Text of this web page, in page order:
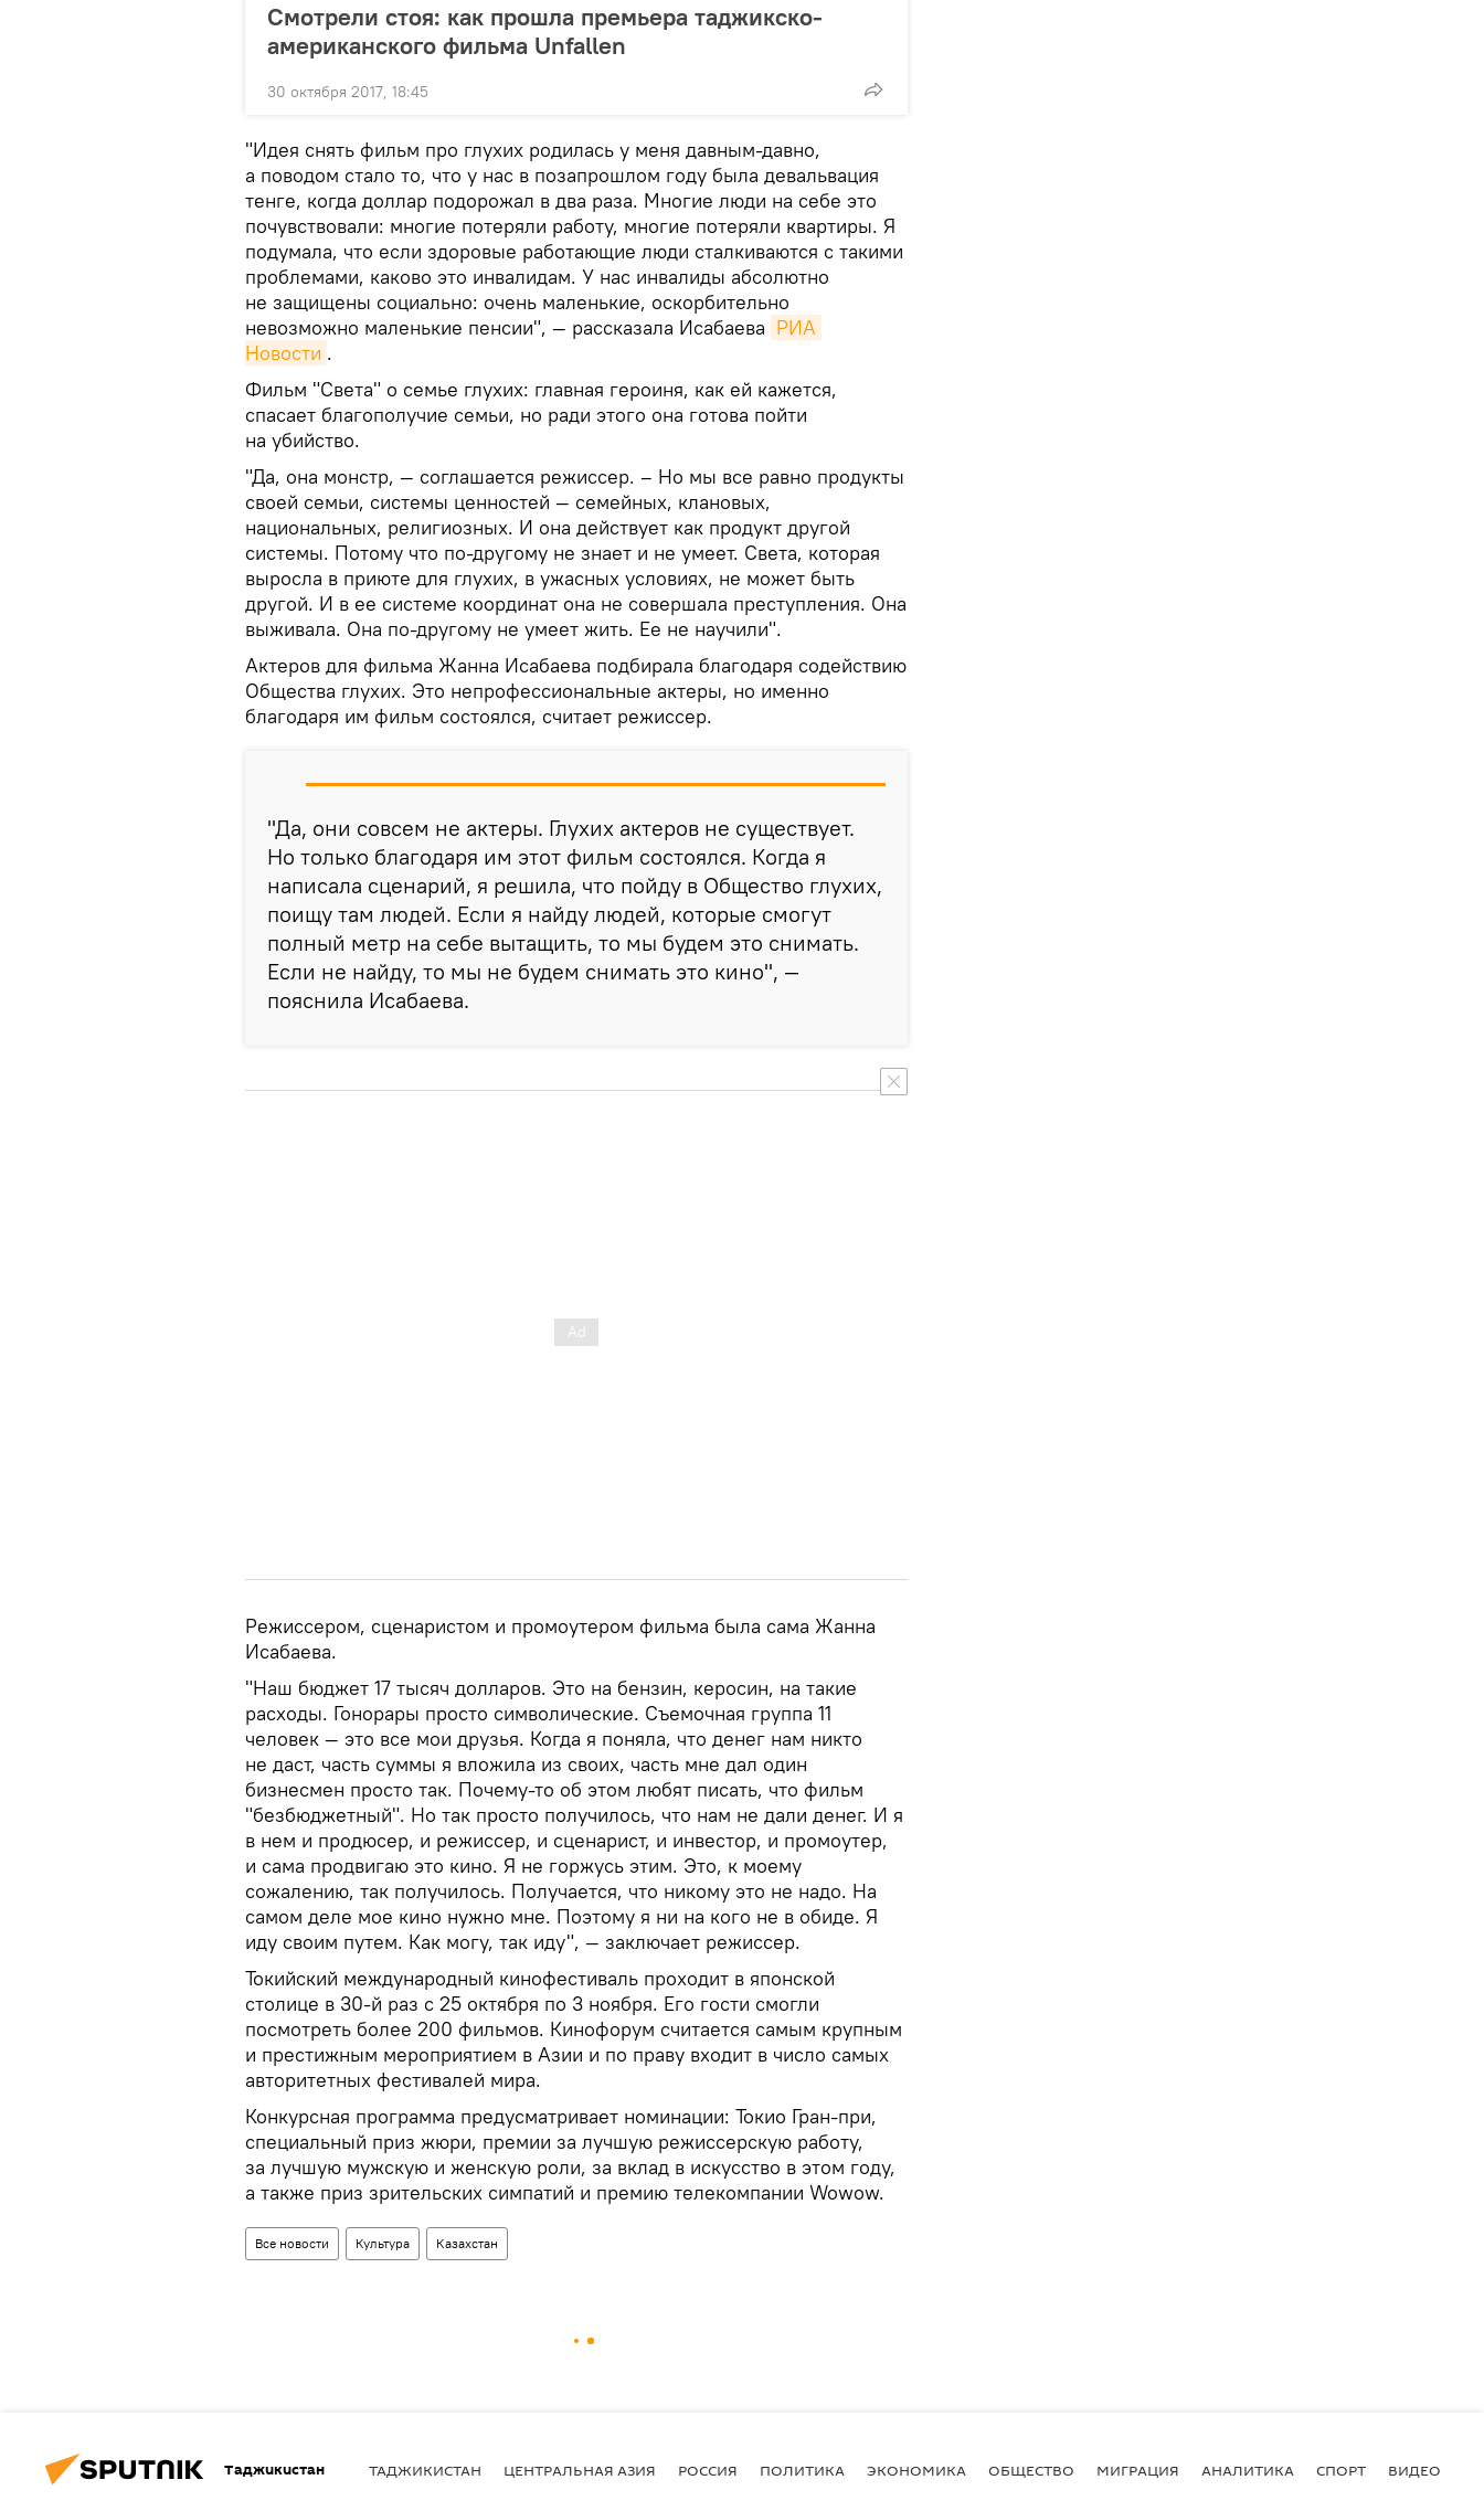
Смотрели стоя: как прошла премьера таджикско-
американского фильма Unfallen
30 октября 2017, 18:45
"Идея снять фильм про глухих родилась у меня давным-давно,
а поводом стало то, что у нас в позапрошлом году была девальвация
тенге, когда доллар подорожал в два раза. Многие люди на себе это
почувствовали: многие потеряли работу, многие потеряли квартиры. Я
подумала, что если здоровые работающие люди сталкиваются с такими
проблемами, каково это инвалидам. У нас инвалиды абсолютно
не защищены социально: очень маленькие, оскорбительно
невозможно маленькие пенсии", — рассказала Исабаева РИА
Новости .
Фильм "Света" о семье глухих: главная героиня, как ей кажется,
спасает благополучие семьи, но ради этого она готова пойти
на убийство.
"Да, она монстр, — соглашается режиссер. – Но мы все равно продукты
своей семьи, системы ценностей — семейных, клановых,
национальных, религиозных. И она действует как продукт другой
системы. Потому что по-другому не знает и не умеет. Света, которая
выросла в приюте для глухих, в ужасных условиях, не может быть
другой. И в ее системе координат она не совершала преступления. Она
выживала. Она по-другому не умеет жить. Ее не научили".
Актеров для фильма Жанна Исабаева подбирала благодаря содействию
Общества глухих. Это непрофессиональные актеры, но именно
благодаря им фильм состоялся, считает режиссер.
"Да, они совсем не актеры. Глухих актеров не существует.
Но только благодаря им этот фильм состоялся. Когда я
написала сценарий, я решила, что пойду в Общество глухих,
поищу там людей. Если я найду людей, которые смогут
полный метр на себе вытащить, то мы будем это снимать.
Если не найду, то мы не будем снимать это кино", —
пояснила Исабаева.
Режиссером, сценаристом и промоутером фильма была сама Жанна
Исабаева.
"Наш бюджет 17 тысяч долларов. Это на бензин, керосин, на такие
расходы. Гонорары просто символические. Съемочная группа 11
человек — это все мои друзья. Когда я поняла, что денег нам никто
не даст, часть суммы я вложила из своих, часть мне дал один
бизнесмен просто так. Почему-то об этом любят писать, что фильм
"безбюджетный". Но так просто получилось, что нам не дали денег. И я
в нем и продюсер, и режиссер, и сценарист, и инвестор, и промоутер,
и сама продвигаю это кино. Я не горжусь этим. Это, к моему
сожалению, так получилось. Получается, что никому это не надо. На
самом деле мое кино нужно мне. Поэтому я ни на кого не в обиде. Я
иду своим путем. Как могу, так иду", — заключает режиссер.
Токийский международный кинофестиваль проходит в японской
столице в 30-й раз с 25 октября по 3 ноября. Его гости смогли
посмотреть более 200 фильмов. Кинофорум считается самым крупным
и престижным мероприятием в Азии и по праву входит в число самых
авторитетных фестивалей мира.
Конкурсная программа предусматривает номинации: Токио Гран-при,
специальный приз жюри, премии за лучшую режиссерскую работу,
за лучшую мужскую и женскую роли, за вклад в искусство в этом году,
а также приз зрительских симпатий и премию телекомпании Wowow.
Все новости Культура Казахстан
Таджикистан ТАДЖИКИСТАН ЦЕНТРАЛЬНАЯ АЗИЯ РОССИЯ ПОЛИТИКА ЭКОНОМИКА ОБЩЕСТВО МИГРАЦИЯ АНАЛИТИКА СПОРТ ВИДЕО